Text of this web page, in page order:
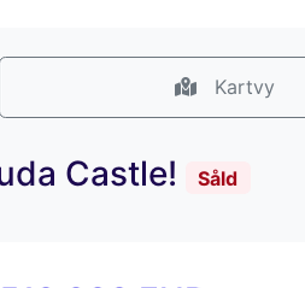
Kartvy
Castle!
Såld